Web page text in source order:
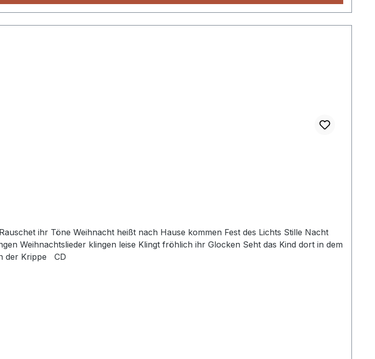
Weihnachtslieder klingen leise Klingt fröhlich ihr Glocken Seht das Kind dort in dem
Stalle Aus dem Himmel auf die Erde Nun ist sie erschienen Wir stehen an der Krippe CD